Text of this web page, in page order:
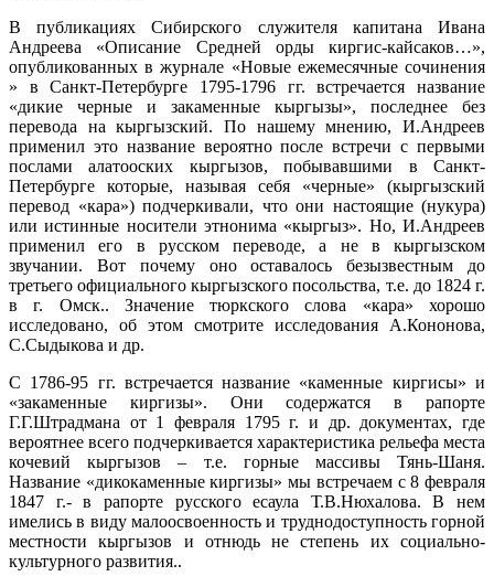
В публикациях Сибирского служителя капитана Ивана
Андреева «Описание Средней орды киргис-кайсаков…»,
опубликованных в журнале «Новые ежемесячные сочинения
» в Санкт-Петербурге 1795-1796 гг. встречается название
«дикие черные и закаменные кыргызы», последнее без
перевода на кыргызский. По нашему мнению, И.Андреев
применил это название вероятно после встречи с первыми
послами алатооских кыргызов, побывавшими в Санкт-
Петербурге которые, называя себя «черные» (кыргызский
перевод «кара») подчеркивали, что они настоящие (нукура)
или истинные носители этнонима «кыргыз». Но, И.Андреев
применил его в русском переводе, а не в кыргызском
звучании. Вот почему оно оставалось безызвестным до
третьего официального кыргызского посольства, т.е. до 1824 г.
в г. Омск.. Значение тюркского слова «кара» хорошо
исследовано, об этом смотрите исследования А.Кононова,
С.Сыдыкова и др.
С 1786-95 гг. встречается название «каменные киргисы» и
«закаменные киргизы». Они содержатся в рапорте
Г.Г.Штрадмана от 1 февраля 1795 г. и др. документах, где
вероятнее всего подчеркивается характеристика рельефа места
кочевий кыргызов – т.е. горные массивы Тянь-Шаня.
Название «дикокаменные киргизы» мы встречаем с 8 февраля
1847 г.- в рапорте русского есаула Т.В.Нюхалова. В нем
имелись в виду малоосвоенность и труднодоступность горной
местности кыргызов и отнюдь не степень их социально-
культурного развития..